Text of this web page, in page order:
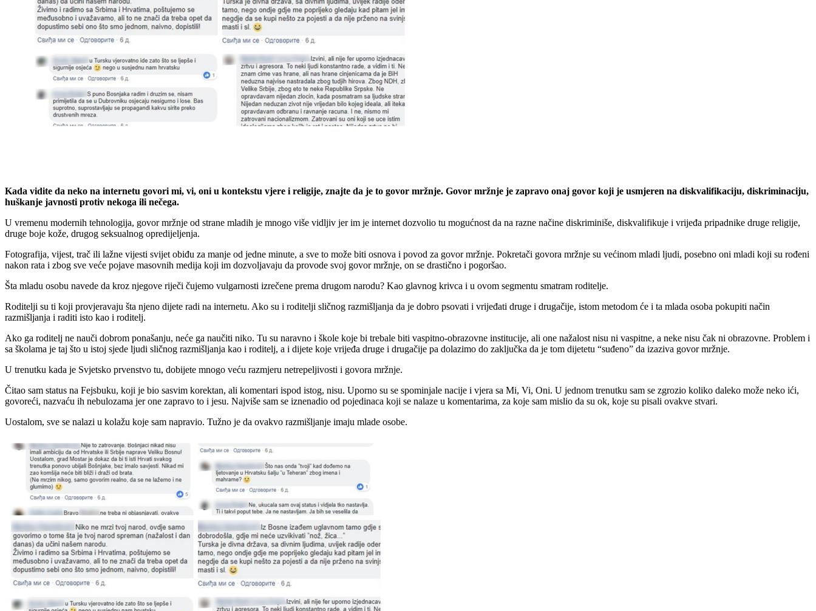
Kada vidite da neko na internetu govori mi, vi, oni u kontekstu vjere i religije, znajte da je to govor mržnje. Govor mržnje je zapravo onaj govor koji je usmjeren na diskvalifikaciju, diskriminaciju,
huškanje javnosti protiv nekoga ili nečega.
U vremenu modernih tehnologija, govor mržnje od strane mladih je mnogo više vidljiv jer im je internet dozvolio tu mogućnost da na razne načine diskriminiše, diskvalifikuje i vrijeđa pripadnike druge religije,
druge boje kože, drugog seksualnog opredijeljenja.
Fotografija, vijest, trač ili lažne vijesti svijet obiđu za manje od jedne minute, a sve to može biti osnova i povod za govor mržnje. Pokretači govora mržnje su većinom mladi ljudi, posebno oni mladi koji su rođeni
nakon rata i zbog sve veće pojave masovnih medija koji im dozvoljavaju da provode svoj govor mržnje, on se drastično i pogoršao.
Šta mladu osobu navede da kroz njegove riječi čujemo vulgarnosti izrečene prema drugom narodu? Kao glavnog krivca i u ovom segmentu smatram roditelje.
Roditelji su ti koji provjeravaju šta njeno dijete radi na internetu. Ako su i roditelji sličnog razmišljanja da je dobro psovati i vrijeđati druge i drugačije, istom metodom će i ta mlada osoba pokupiti način
razmišljanja i raditi isto kao i roditelj.
Ako ga roditelj ne nauči dobrom ponašanju, neće ga naučiti niko. Tu su naravno i škole koje bi trebale biti vaspitno-obrazovne institucije, ali one nažalost nisu ni vaspitne, a neke nisu čak ni obrazovne. Problem i
sa školama je taj što u istoj sjede ljudi sličnog razmišljanja kao i roditelj, a i dijete koje vrijeđa druge i drugačije pa dolazimo do zaključka da je tom dijetetu “suđeno” da izaziva govor mržnje.
U trenutku kada je Svjetsko prvenstvo tu, dobijete mnogo veću razmjeru netrepeljivosti i govora mržnje.
Čitao sam status na Fejsbuku, koji je bio sasvim korektan, ali komentari ispod istog, nisu. Uporno su se spominjale nacije i vjera sa Mi, Vi, Oni. U jednom trenutku sam se zgrozio koliko daleko može neko ići,
govoreći, nazvaću ih nebulozama jer one zapravo to i jesu. Najviše sam se iznenadio od pojedinaca koji se nalaze u komentarima, za koje sam mislio da su ok, koje su pisali ovakve stvari.
Uostalom, sve se nalazi u kolažu koje sam napravio. Tužno je da ovakvo razmišljanje imaju mlade osobe.